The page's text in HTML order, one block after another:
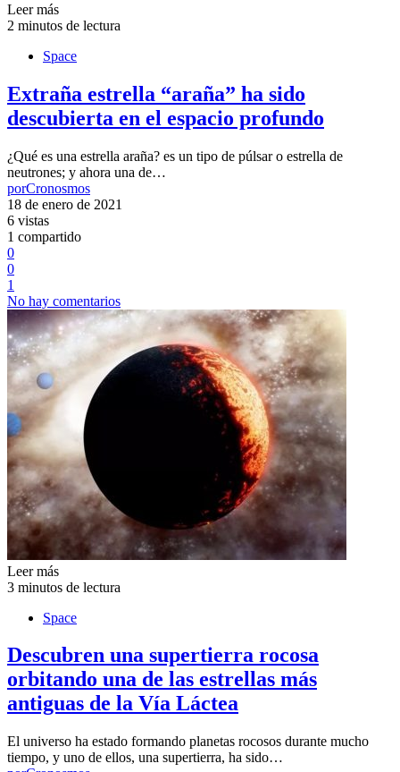
Leer más
2 minutos de lectura
Space
Extraña estrella “araña” ha sido
descubierta en el espacio profundo
¿Qué es una estrella araña? es un tipo de púlsar o estrella de
neutrones; y ahora una de…
porCronosmos
18 de enero de 2021
6 vistas
1 compartido
0
0
1
No hay comentarios
Leer más
3 minutos de lectura
Space
Descubren una supertierra rocosa
orbitando una de las estrellas más
antiguas de la Vía Láctea
El universo ha estado formando planetas rocosos durante mucho
tiempo, y uno de ellos, una supertierra, ha sido…